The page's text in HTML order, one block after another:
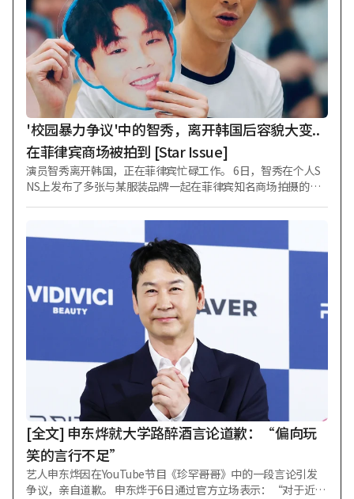
谁。” 当被问及“喜欢年上、同龄还是年下”时，金秀美表
示：“应该喜欢年下的吧。我决定以后就找年下的了。”随后
她用手遮住了脸，迅速跳到了下一个问题。 另一方面，金秀美
与比她小两岁的嘻哈组合Dynamic Duo成员开哥于2011年结
婚，育有一子一女，但已于今年1月传出婚姻破裂的消息。
'校园暴力争议'中的智秀，离开韩国后容貌大变..
在菲律宾商场被拍到 [Star Issue]
演员智秀离开韩国，正在菲律宾忙碌工作。 6日，智秀在个人S
NS上发布了多张与某服装品牌一起在菲律宾知名商场拍摄的照
挥手致意，露出灿烂笑容。她身穿白色T恤搭配休闲深色牛仔夹
克，尽管装扮朴素自然，却凭借高挑的身材和特有的明朗眼笑
与粉丝互动。 她还手持印有自己大幅头像、看似粉丝所赠的扇
子，留下了认证照。其视觉形象与在韩国活动时大不相同，引
人注目。 此前，智秀在2021年3月KBS 2TV电视剧《月亮升起的
河流》播出至第6集时，卷入校园暴力嫌疑风波。此后，智秀承
认部分加害事实，从《月亮升起的河流》中退出。制作公司从
第7集起启用罗人友作为替身进行重拍。 最终，制作公司向智秀
当时的经纪公司KEYSTONE提起诉讼，要求赔偿因重拍产生的
额外制作费等共计30亿韩元。一审认定KEYSTONE需承担损害
赔偿责任，判决其支付约14亿2000万韩元。但在二审中，法院
重新评估了损失金额等，将赔偿额降至约8亿8000万韩元。 此
后，KEYSTONE向最高法院提起上诉，但上月撤回上诉，二审
判决因此正式生效。
[全文] 申东烨就大学路醉酒言论道歉：“偏向玩
笑的言行不足”
艺人申东烨因在YouTube节目《珍罕哥哥》中的一段言论引发
争议，亲自道歉。 申东烨于6日通过官方立场表示：“对于近期